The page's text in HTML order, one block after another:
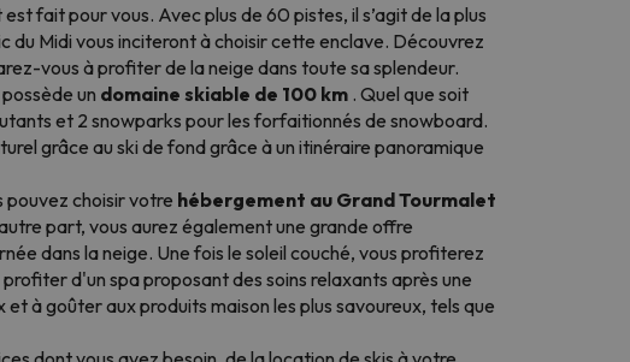
fait pour vous. Avec plus de 60 pistes, il s’agit de la plus
Midi vous inciteront à choisir cette enclave. Découvrez
vous à profiter de la neige dans toute sa splendeur.
un domaine skiable de 100 km . Quel que soit
et 2 snowparks pour les forfaitionnés de snowboard.
grâce au ski de fond grâce à un itinéraire panoramique
pouvez choisir votre hébergement au Grand Tourmalet
part, vous aurez également une grande offre
dans la neige. Une fois le soleil couché, vous profiterez
d'un spa proposant des soins relaxants après une
à goûter aux produits maison les plus savoureux, tels que